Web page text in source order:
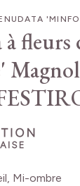
fleurs
Mi-ombre